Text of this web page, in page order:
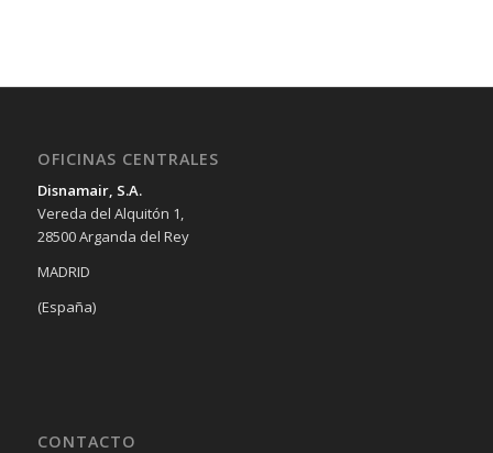
OFICINAS CENTRALES
Disnamair, S.A.
Vereda del Alquitón 1,
28500 Arganda del Rey
MADRID
(España)
CONTACTO